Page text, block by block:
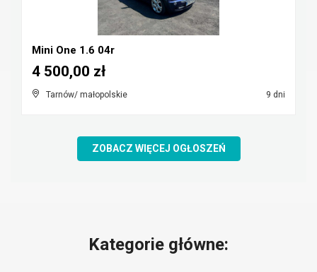
Mini One 1.6 04r
Tarnów/ małopolskie 9 dni
4 500,00 zł
ZOBACZ WIĘCEJ OGŁOSZEŃ
Kategorie główne: